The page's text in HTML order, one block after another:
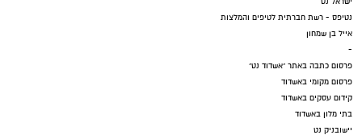
ישראל נט
נטיפס - רשת חברתית לטיפים והמלצות
אייל בן שמחון
-
פרסום כתבה באתר "אשדוד נט"
פרסום מקומי באשדוד
קידום עסקים באשדוד
בתי מלון באשדוד
יישובניק נט